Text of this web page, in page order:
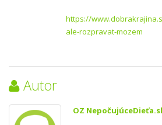
https://
ale-rozpravat-mozem
Autor
OZ